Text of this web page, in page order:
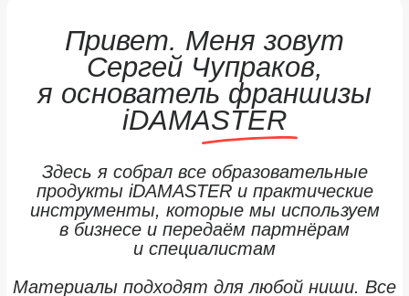
продукты iDAMASTER и практические
инструменты, которые мы используем
в бизнесе и передаём партнёрам
и специалистам
Материалы подходят для любой ниши. Все
для системного роста и развития вашего
дела
Выбирайте формат и подключайтесь
к обучению на лучших условиях
Смотреть предложения